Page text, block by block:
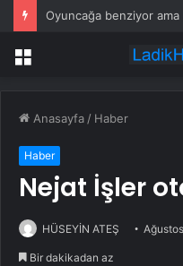
Menü
Anasayfa / Haber
Haber
Nejat İşler
HÜSEYİN ATEŞ
Bir dakikadan az